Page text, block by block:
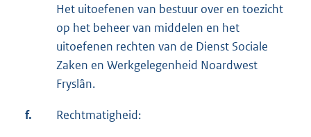
Het uitoefenen van bestuur over en toezicht
op het beheer van middelen en het
uitoefenen rechten van de Dienst Sociale
Zaken en Werkgelegenheid Noardwest
Fryslân.
f. Rechtmatigheid: